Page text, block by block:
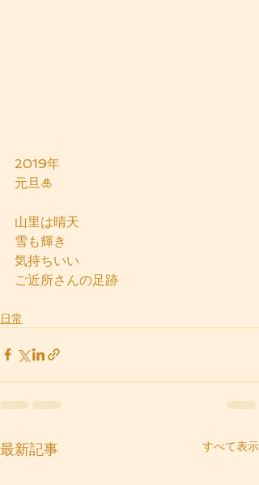
2019年
元旦🎍
山里は晴天
雪も輝き
気持ちいい
ご近所さんの足跡
日常
最新記事 すべて表示